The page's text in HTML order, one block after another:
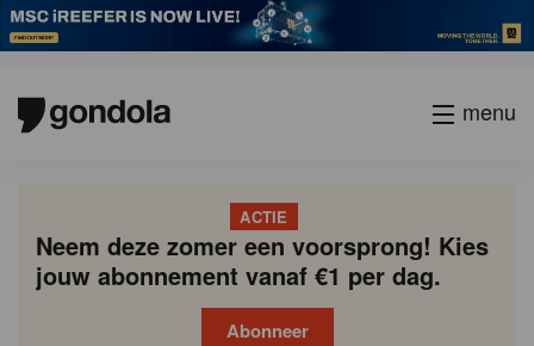
menu
ACTIE
Neem deze zomer een voorsprong! Kies
jouw abonnement vanaf €1 per dag.
Abonneer